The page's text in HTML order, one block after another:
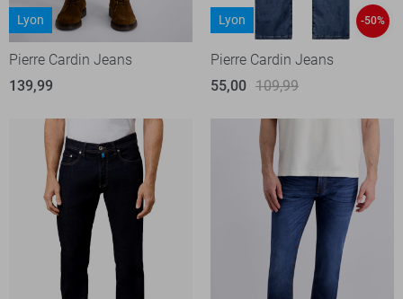
Lyon
Pierre Cardin Jeans
139,99
Lyon -50%
Pierre Cardin Jeans
55,00 109,99